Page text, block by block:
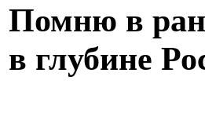
Помню в
в глубине